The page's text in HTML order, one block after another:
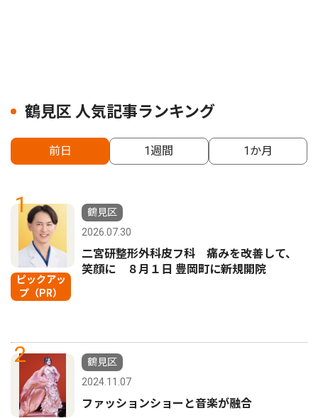
鶴見区 人気記事ランキング
前日 1週間 1か月
1
ピックアッ
プ（PR）
鶴見区
2026.07.30
二宮研整形外科皮フ科 痛みを改善して、
笑顔に ８月１日 豊岡町に新規開院
2
鶴見区
2024.11.07
ファッションショーと音楽が融合